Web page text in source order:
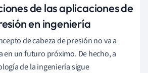
de las aplicaciones de
en ingeniería
de cabeza de presión no va a
en un futuro próximo. De hecho, a
de la ingeniería sigue